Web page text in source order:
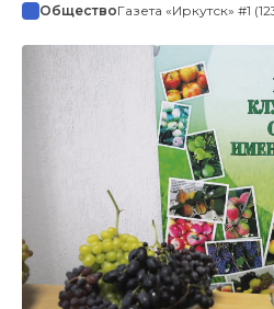
ОбществоГазета «Иркутск» #1